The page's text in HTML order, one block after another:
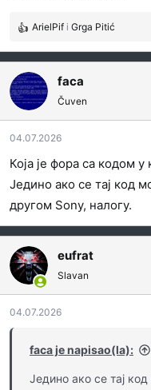
R
e
a
g
o
v
a
n
a
:
ArielPif i Grga Pitić
faca
Čuven
04.07.2026
Која је фора са кодом
Једино ако се тај код
другом Sony, налогу.
eufrat
Slavan
04.07.2026
faca je napisao(la):
Једино ако се тај